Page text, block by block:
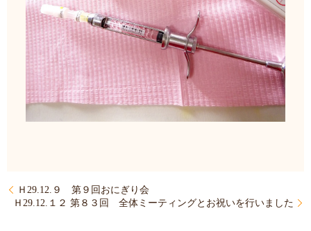
Ｈ29.12.９ 第９回おにぎり会
Ｈ29.12.１２ 第８３回 全体ミーティングとお祝いを行いました